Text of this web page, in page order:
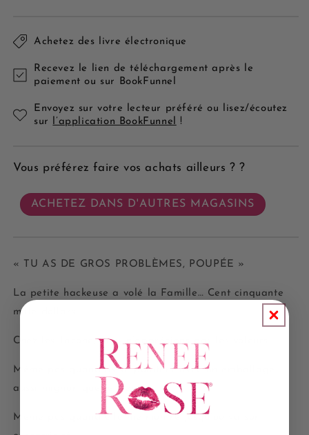
Achetez des livre électronique
Recevez le lien de téléchargement après le
paiement ou sur BookFunnel
Envoyez sur votre lecteur préféré ou lisez/écoutez
sur l’application BookFunnel !
Vous préférez faire vos achats ailleurs ? ?
ACHETEZ DANS D'AUTRES MAGASINS
« TU AS DE GROS PROBLÈMES, POUPÉE »
La petite hackeuse a volé la Famille… Cent cinquante
mille dollars.
Chez les Tacone, nous n’apprécions pas les voleurs.
Même pas quand ils se pointent avec un emballage
aussi mignon que le sien.
Même pas quand elle me montre jusqu’où va son